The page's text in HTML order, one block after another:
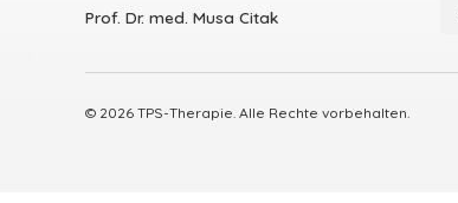
Prof. Dr. med. Musa Citak
© 2026 TPS-Therapie. Alle Rechte vorbehalten.